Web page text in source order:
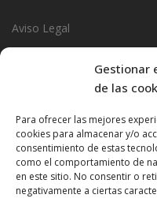
Gestionar
de las
Para ofrecer las mejores
cookies para almacenar y/o
consentimiento de estas
como el comportamiento de
en este sitio. No consentir o
negativamente a ciertas
Aviso Legal
Politica de Privacidad
...................................
Design & Promotions By